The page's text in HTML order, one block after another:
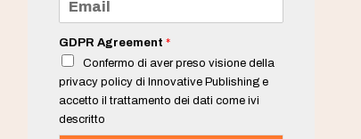
a
i
*
GDPR Agreement *
Confermo di aver preso visione della
privacy policy di Innovative Publishing e
accetto il trattamento dei dati come ivi
descritto